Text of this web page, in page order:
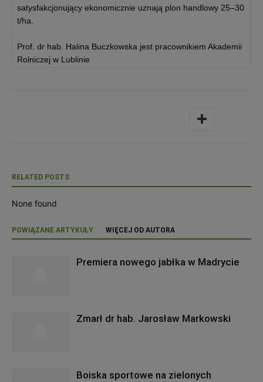
satysfakcjonujący ekonomicznie uznają plon handlowy 25–30
t/ha.
Prof. dr hab. Halina Buczkowska jest pracownikiem Akademii
Rolniczej w Lublinie
RELATED POSTS
None found
POWIĄZANE ARTYKUŁY WIĘCEJ OD AUTORA
Premiera nowego jabłka w Madrycie
Zmarł dr hab. Jarosław Markowski
Boiska sportowe na zielonych